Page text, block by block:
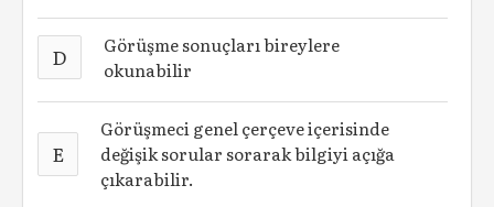
D
Görüşme sonuçları bireylere
okunabilir
E
Görüşmeci genel çerçeve içerisinde
değişik sorular sorarak bilgiyi açığa
çıkarabilir.